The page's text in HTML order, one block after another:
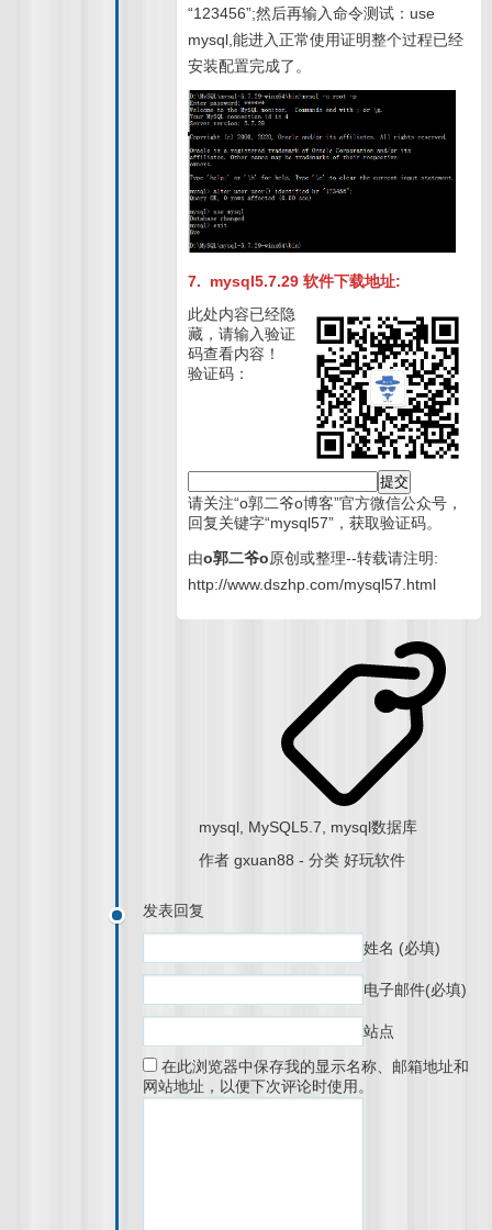
“123456”;然后再输入命令测试：use
mysql,能进入正常使用证明整个过程已经
安装配置完成了。
7. mysql5.7.29 软件下载地址:
此处内容已经隐
藏，请输入验证
码查看内容！
验证码：
请关注“o郭二爷o博客”官方微信公众号，
回复关键字“mysql57”，获取验证码。
由o郭二爷o原创或整理--转载请注明:
http://www.dszhp.com/mysql57.html
mysql MySQL5.7
mysql数据库
作者gxuan88 -分类好玩软件
发表回复
姓名 (必填)
电子邮件(必填)
站点
在此浏览器中保存我的显示名称、邮箱地址和
网站地址，以便下次评论时使用。